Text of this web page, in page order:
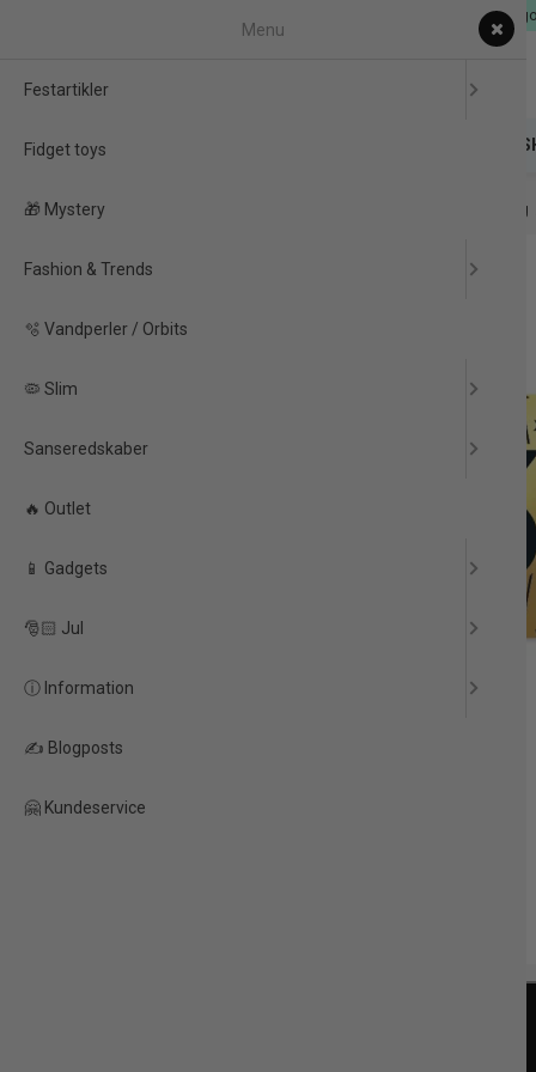
Dag til Dag levering & EU-
FESTARTIKLER
Forside / Produkter 30 års Fødselsdag
-50%
Menu
Festartikler
Fidget toys
🎁 Mystery
Fashion & Trends
🫧 Vandperler / Orbits
🦠 Slim
Sanseredskaber
🔥 Outlet
📱 Gadgets
🎅🏻 Jul
ⓘ Information
✍️ Blogposts
🤗 Kundeservice